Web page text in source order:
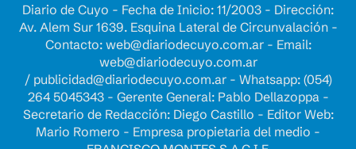
Diario de Cuyo - Fecha de Inicio: 11/2003 - Dirección:
Av. Alem Sur 1639. Esquina Lateral de Circunvalación -
Contacto: web@diariodecuyo.com.ar- Email:
web@diariodecuyo.com.ar
/ publicidad@diariodecuyo.com.ar- Whatsapp: (054)
264 5045343 - Gerente General: Pablo Dellazoppa -
Secretario de Redacción: Diego Castillo - Editor Web:
Mario Romero - Empresa propietaria del medio -